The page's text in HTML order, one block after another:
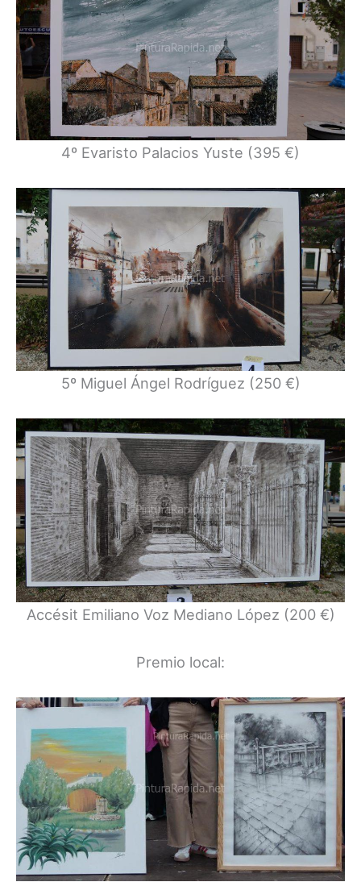
4º Evaristo Palacios Yuste (395 €)
5º Miguel Ángel Rodríguez (250 €)
Accésit Emiliano Voz Mediano López (200 €)
Premio local: